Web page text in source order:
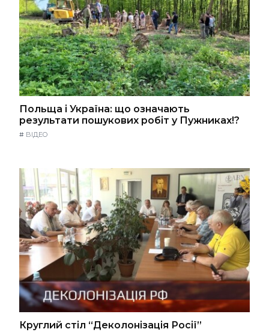
Польща і Україна: що означають
результати пошукових робіт у Пужниках!?
# ВІДЕО
Круглий стіл “Деколонізація Росії”